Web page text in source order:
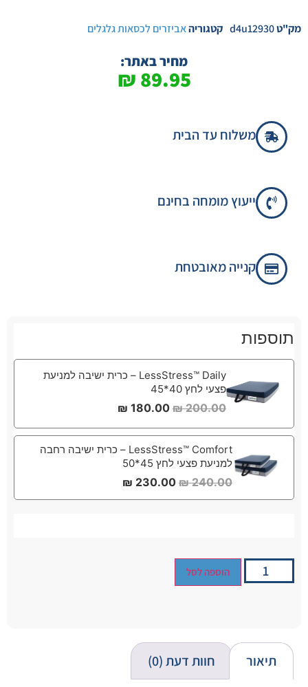
מק"טd4u12930 קטגוריהאביזרים לכסאות גלגלים
מחיר באתר:
89.95
₪
משלוח עד הבית
ייעוץ מומחה בחינם
קנייה מאובטחת
תוספות
LessStress™ Daily – כרית ישיבה למניעת
פצעי לחץ 40*45
200.00
₪
180.00
₪
LessStress™ Comfort – כרית ישיבה רחבה
למניעת פצעי לחץ 45*50
240.00
₪
230.00
₪
הוספה לסל
תיאור חוות דעת (0)